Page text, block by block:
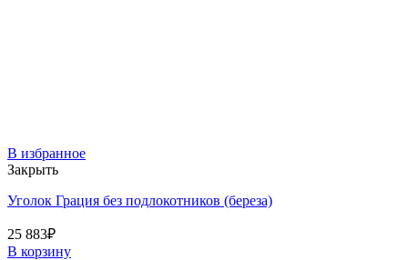
В избранное
Закрыть
Уголок Грация без подлокотников (береза)
25 883₽
В корзину